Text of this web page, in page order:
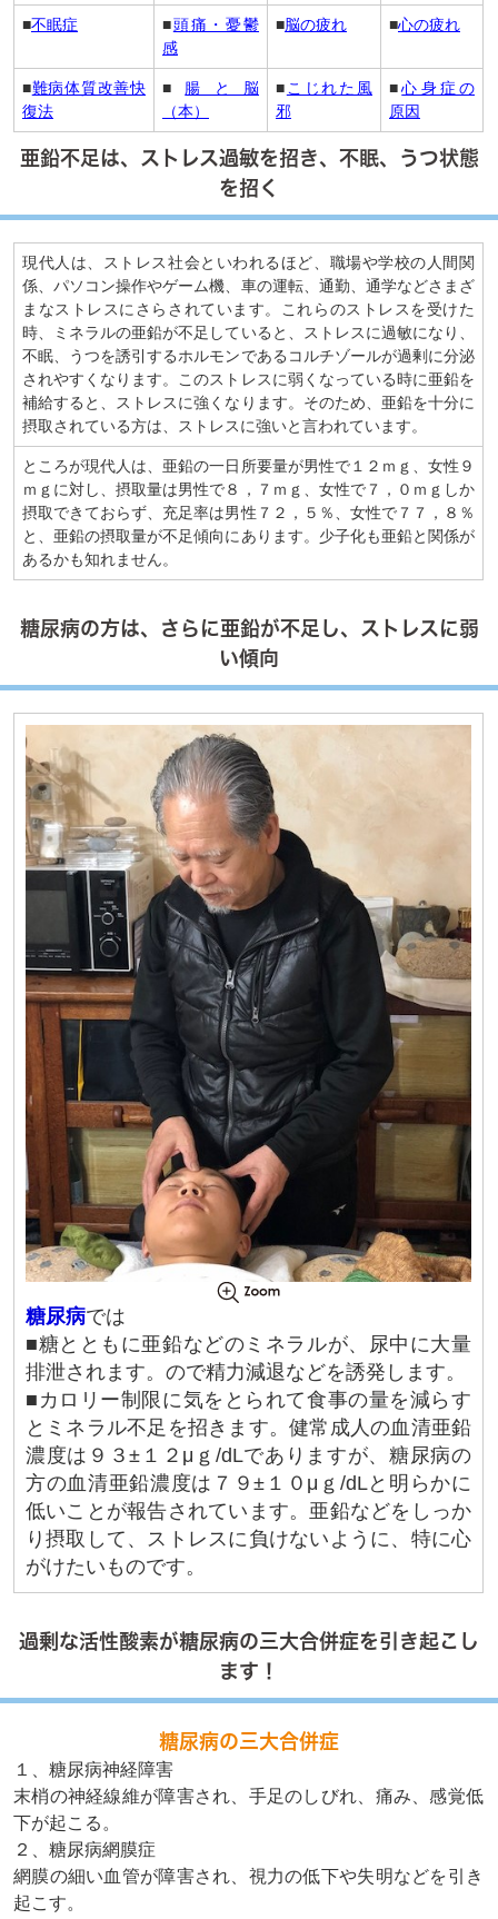
■不眠症 ■頭痛・憂鬱
感
■脳の疲れ ■心の疲れ
■難病体質改善快
復法
■ 腸と脳
（本）
■ こじれた風
邪
■心身症の
原因
亜鉛不足は、ストレス過敏を招き、不眠、うつ状態
を招く
現代人は、ストレス社会といわれるほど、職場や学校の人間関
係、パソコン操作やゲーム機、車の運転、通勤、通学などさまざ
まなストレスにさらされています。これらのストレスを受けた
時、ミネラルの亜鉛が不足していると、ストレスに過敏になり、
不眠、うつを誘引するホルモンであるコルチゾールが過剰に分泌
されやすくなります。このストレスに弱くなっている時に亜鉛を
補給すると、ストレスに強くなります。そのため、亜鉛を十分に
摂取されている方は、ストレスに強いと言われています。
ところが現代人は、亜鉛の一日所要量が男性で１２ｍｇ、女性９
ｍｇに対し、摂取量は男性で８，７ｍｇ、女性で７，０ｍｇしか
摂取できておらず、充足率は男性７２，５％、女性で７７，８％
と、亜鉛の摂取量が不足傾向にあります。少子化も亜鉛と関係が
あるかも知れません。
糖尿病の方は、さらに亜鉛が不足し、ストレスに弱
い傾向
糖尿病では
■糖とともに亜鉛などのミネラルが、尿中に大量
排泄されます。ので精力減退などを誘発します。
■カロリー制限に気をとられて食事の量を減らす
とミネラル不足を招きます。健常成人の血清亜鉛
濃度は９３±１２μｇ/dLでありますが、糖尿病の
方の血清亜鉛濃度は７９±１０μｇ/dLと明らかに
低いことが報告されています。亜鉛などをしっか
り摂取して、ストレスに負けないように、特に心
がけたいものです。
過剰な活性酸素が糖尿病の三大合併症を引き起こし
ます！
糖尿病の三大合併症
１、糖尿病神経障害
末梢の神経線維が障害され、手足のしびれ、痛み、感覚低
下が起こる。
２、糖尿病網膜症
網膜の細い血管が障害され、視力の低下や失明などを引き
起こす。